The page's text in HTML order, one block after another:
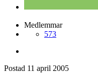
Medlemmar
573
Postad 11 april 2005